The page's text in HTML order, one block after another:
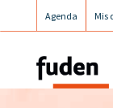
Agenda Mis